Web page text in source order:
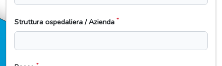
Struttura ospedaliera / Azienda *